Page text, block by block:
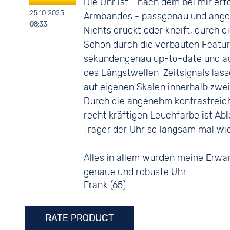
25.10.2025
08:33
Armbandes - passgenau und
Nichts drückt oder kneift, durch
Schon durch die verbauten
sekundengenau up-to-date und
des Längstwellen-Zeitsignals
auf eigenen Skalen innerhalb
Durch die angenehm
recht kräftigen Leuchfarbe ist
Träger der Uhr so langsam mal
Alles in allem wurden meine
genaue und robuste Uhr ...
Frank (65)
RATE PRODUCT